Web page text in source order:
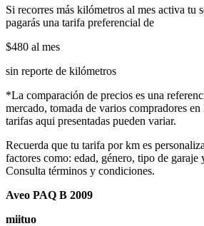
Si recorres más kilómetros al mes activa tu
pagarás una tarifa preferencial de
$480 al mes
sin reporte de kilómetros
*La comparación de precios es una
mercado, tomada de varios compradores
tarifas aqui presentadas pueden variar.
Recuerda que tu tarifa por km es
factores como: edad, género, tipo de garaje
Consulta términos y condiciones.
Aveo PAQ B 2009
miituo